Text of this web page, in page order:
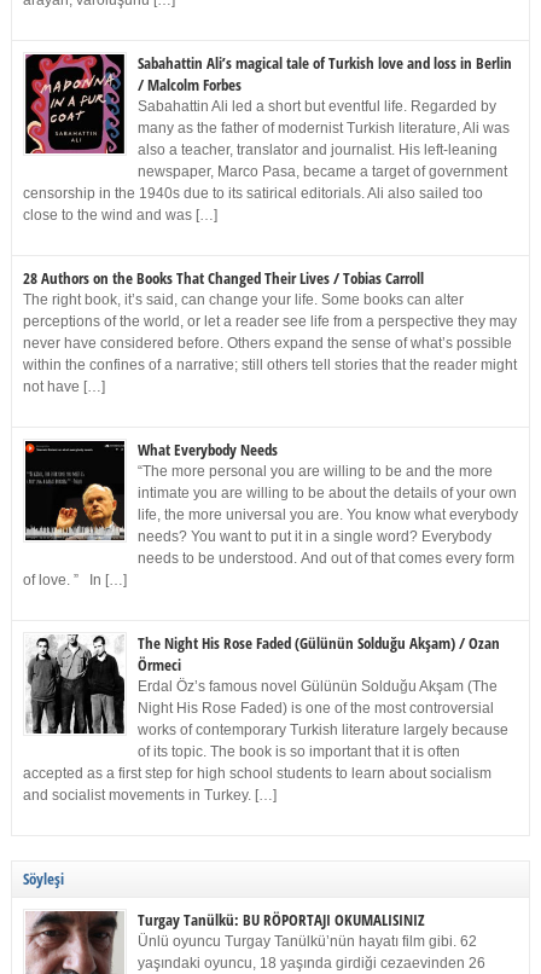
Sabahattin Ali’s magical tale of Turkish love and loss in Berlin
/ Malcolm Forbes
Sabahattin Ali led a short but eventful life. Regarded by
many as the father of modernist Turkish literature, Ali was
also a teacher, translator and journalist. His left-leaning
newspaper, Marco Pasa, became a target of government
censorship in the 1940s due to its satirical editorials. Ali also sailed too
close to the wind and was […]
28 Authors on the Books That Changed Their Lives / Tobias Carroll
The right book, it’s said, can change your life. Some books can alter
perceptions of the world, or let a reader see life from a perspective they may
never have considered before. Others expand the sense of what’s possible
within the confines of a narrative; still others tell stories that the reader might
not have […]
What Everybody Needs
“The more personal you are willing to be and the more
intimate you are willing to be about the details of your own
life, the more universal you are. You know what everybody
needs? You want to put it in a single word? Everybody
needs to be understood. And out of that comes every form
of love. ” In […]
The Night His Rose Faded (Gülünün Solduğu Akşam) / Ozan
Örmeci
Erdal Öz’s famous novel Gülünün Solduğu Akşam (The
Night His Rose Faded) is one of the most controversial
works of contemporary Turkish literature largely because
of its topic. The book is so important that it is often
accepted as a first step for high school students to learn about socialism
and socialist movements in Turkey. […]
Söyleşi
Turgay Tanülkü: BU RÖPORTAJI OKUMALISINIZ
Ünlü oyuncu Turgay Tanülkü’nün hayatı film gibi. 62
yaşındaki oyuncu, 18 yaşında girdiği cezaevinden 26